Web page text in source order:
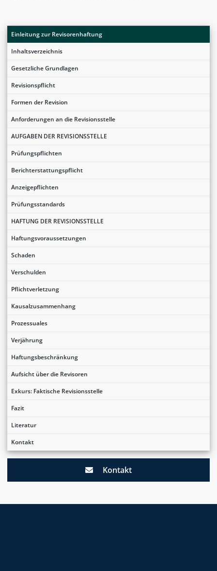
Einleitung zur Revisorenhaftung
Inhaltsverzeichnis
Gesetzliche Grundlagen
Revisionspflicht
Formen der Revision
Anforderungen an die Revisionsstelle
AUFGABEN DER REVISIONSSTELLE
Prüfungspflichten
Berichterstattungspflicht
Anzeigepflichten
Prüfungsstandards
HAFTUNG DER REVISIONSSTELLE
Haftungsvoraussetzungen
Schaden
Verschulden
Pflichtverletzung
Kausalzusammenhang
Prozessuales
Verjährung
Haftungsbeschränkung
Aufsicht über die Revisoren
Exkurs: Faktische Revisionsstelle
Fazit
Literatur
Kontakt
Kontakt